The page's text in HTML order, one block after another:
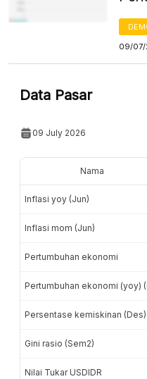
09/07/
Data Pasar
09 July 2026
Nama
Inflasi yoy (Jun)
Inflasi mom (Jun)
Pertumbuhan ekonomi
Pertumbuhan ekonomi (yoy)
Persentase kemiskinan (Des)
Gini rasio (Sem2)
Nilai Tukar USDIDR